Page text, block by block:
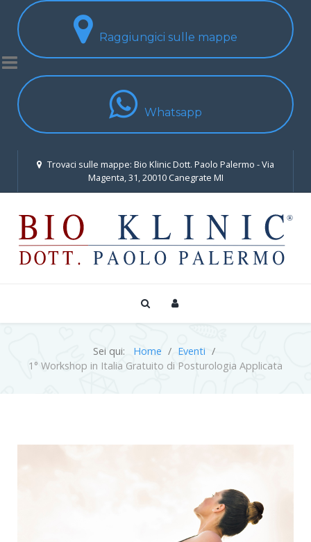
Raggiungici sulle mappe
Whatsapp
Trovaci sulle mappe: Bio Klinic Dott. Paolo Palermo - Via
Magenta, 31, 20010 Canegrate MI
Sei qui: Home
Eventi
1° Workshop in Italia Gratuito di Posturologia Applicata